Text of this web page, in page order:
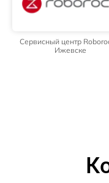
Сервисный центр
Ижевске